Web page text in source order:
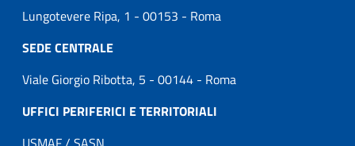
Lungotevere Ripa, 1 - 00153 - Roma
SEDE CENTRALE
Viale Giorgio Ribotta, 5 - 00144 - Roma
UFFICI PERIFERICI E TERRITORIALI